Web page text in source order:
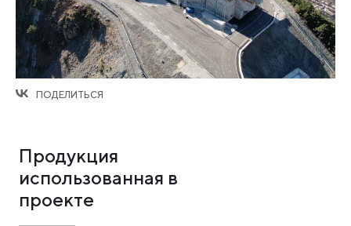
ПОДЕЛИТЬСЯ
Продукция
использованная в
проекте